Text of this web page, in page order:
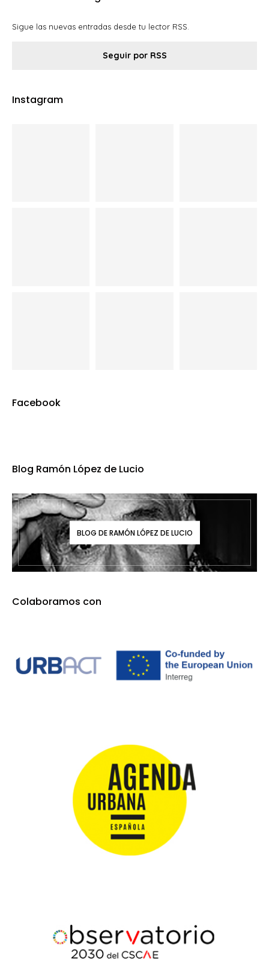
Sigue las nuevas entradas desde tu lector RSS.
Seguir por RSS
Instagram
Facebook
Blog Ramón López de Lucio
BLOG DE RAMÓN LÓPEZ DE LUCIO
Colaboramos con